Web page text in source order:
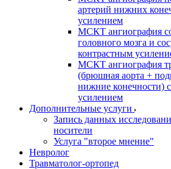
артерий нижних
усилением
МСКТ ангиография
головного мозга и
контрастным
МСКТ ангиография
(брюшная аорта +
нижние конечности)
усилением
Дополнительные услуги
Запись данных
носители
Услуга "второе мнение"
Невролог
Травматолог-ортопед